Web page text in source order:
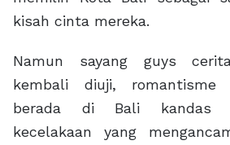
kisah cinta mereka.
Namun sayang guys
kembali diuji, romantisme
berada di Bali kandas
kecelakaan yang